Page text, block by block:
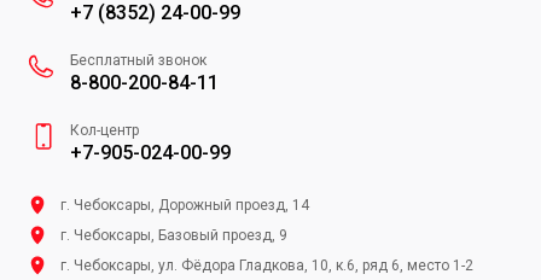
+7 (8352) 24-00-99
Бесплатный звонок
8-800-200-84-11
Кол-центр
+7-905-024-00-99
г. Чебоксары, Дорожный проезд, 14
г. Чебоксары, Базовый проезд, 9
г. Чебоксары, ул. Фёдора Гладкова, 10, к.6, ряд 6, место 1-2